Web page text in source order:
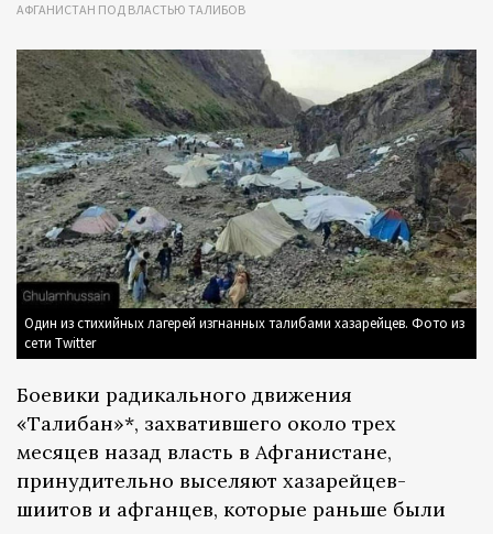
АФГАНИСТАН ПОД ВЛАСТЬЮ ТАЛИБОВ
Один из стихийных лагерей изгнанных талибами хазарейцев. Фото из
сети Twitter
Боевики радикального движения
«Талибан»*, захватившего около трех
месяцев назад власть в Афганистане,
принудительно выселяют хазарейцев-
шиитов и афганцев, которые раньше были